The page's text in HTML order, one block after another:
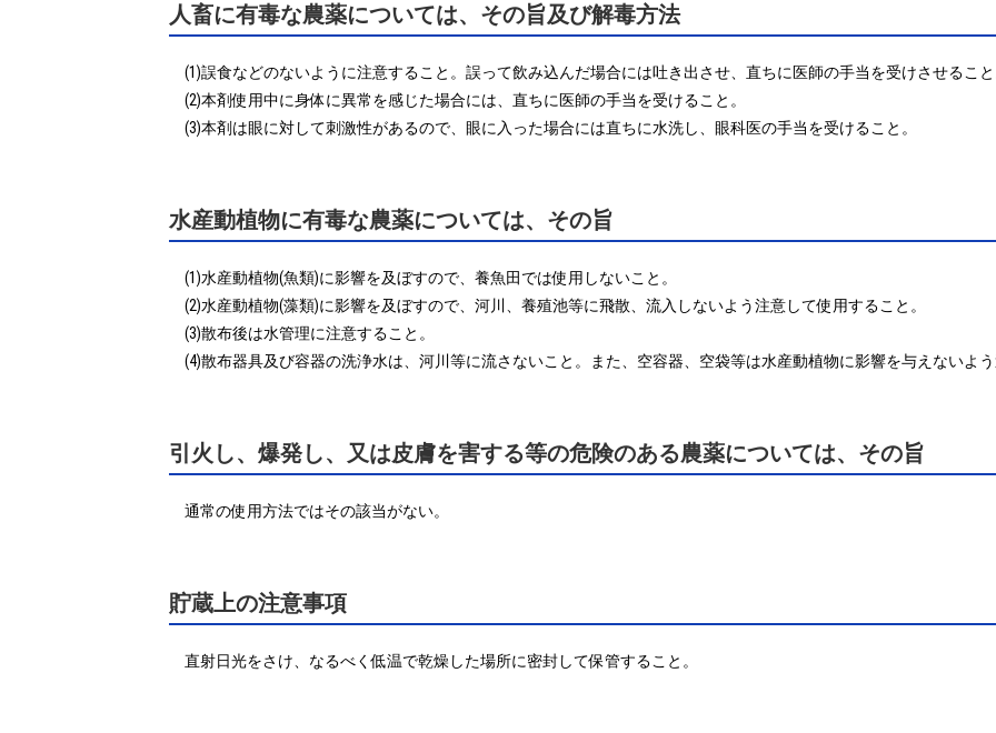
人畜に有毒な農薬については、その旨及び解毒方法
(1)誤食などのないように注意すること。誤って飲み込んだ場合には吐き出させ、直ちに医師の手当を受けさせること
(2)本剤使用中に身体に異常を感じた場合には、直ちに医師の手当を受けること。
(3)本剤は眼に対して刺激性があるので、眼に入った場合には直ちに水洗し、眼科医の手当を受けること。
水産動植物に有毒な農薬については、その旨
(1)水産動植物(魚類)に影響を及ぼすので、養魚田では使用しないこと。
(2)水産動植物(藻類)に影響を及ぼすので、河川、養殖池等に飛散、流入しないよう注意して使用すること。
(3)散布後は水管理に注意すること。
(4)散布器具及び容器の洗浄水は、河川等に流さないこと。また、空容器、空袋等は水産動植物に影響を与えないよう
引火し、爆発し、又は皮膚を害する等の危険のある農薬については、その旨
貯蔵上の注意事項